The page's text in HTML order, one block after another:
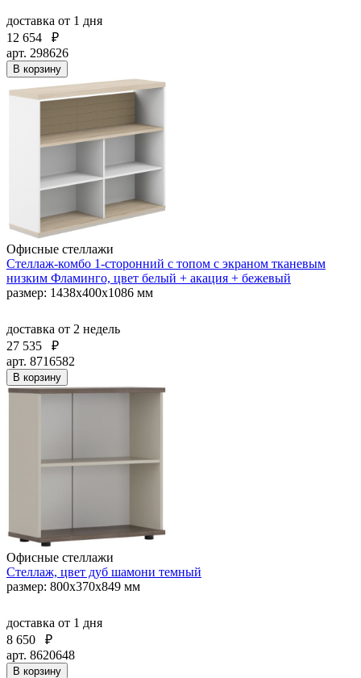
доставка от 1 дня
12 654
₽
арт. 298626
В корзину
Офисные стеллажи
Стеллаж-комбо 1-сторонний с топом с экраном тканевым
низким Фламинго, цвет белый + акация + бежевый
размер: 1438х400х1086 мм
доставка от 2 недель
27 535
₽
арт. 8716582
В корзину
Офисные стеллажи
Стеллаж, цвет дуб шамони темный
размер: 800x370x849 мм
доставка от 1 дня
8 650
₽
арт. 8620648
В корзину